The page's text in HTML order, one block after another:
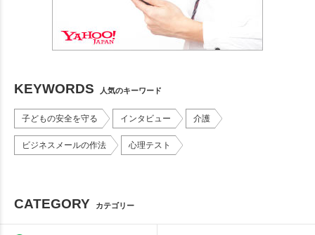
KEYWORDS 人気のキーワード
子どもの安全を守る インタビュー 介護
ビジネスメールの作法 心理テスト
CATEGORY カテゴリー